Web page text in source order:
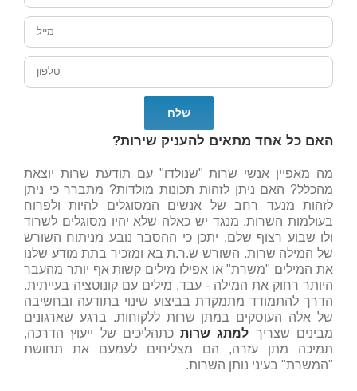
האם כל אחד מתאים להעניק שירות?
מה מאפיין אנשי שרות "שנולדו" עם תודעת שרות יוצאת
מהכלל? האם ניתן לזהות תכונות מולדות? מתברר כי ניתן
לזהות מנעד רחב של אנשים המסוגלים להיות ולפרוח
בעולמות השרות. מנגד יש כאלה שלא יהיו מסוגלים לשרוד
ולו שבוע רצוף שלם. יתכן כי ההסבר נובע מניתוח השורש
של המילה שרות. השורש ש.ר.ת בא ומזכיר בתת מודע שלנו
את המילים "משרת" או אפילו מילים קשות אף יותר מהעבר
היותר רחוק את המילה - עבד, מילים עם קונוטציה בעייתית.
הדרך להתמודד מתמקדת בביצוע שינוי בתודעה ובחשיבה
של אלה העוסקים במתן שרות ללקוחות. ברגע שארגונים
מבינים שצריך למתג שרותכתהליכים של ייעוץ הדרכה,
תמיכה מתן עזרה, הם מצליחים לעמעם את תחושת
"המשרת" בעיני נותן השרות.